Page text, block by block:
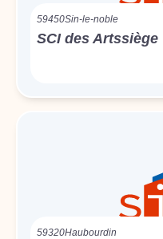
59450Sin-le-noble
SCI des Artssiège
59320Haubourdin